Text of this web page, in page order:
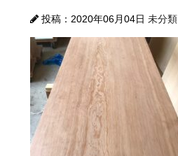
投稿：2020年06月04日未分類